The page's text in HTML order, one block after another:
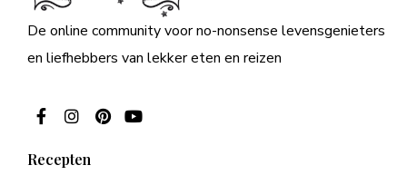
De online community voor no-nonsense levensgenieters
en liefhebbers van lekker eten en reizen
Recepten